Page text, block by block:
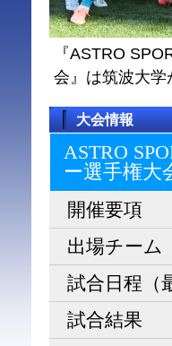
『ASTRO
会』は筑波大学
大会情報
ASTRO
ー選⼿権⼤
開催要項
出場チーム
試合日程（
試合結果